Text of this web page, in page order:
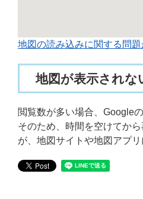
地図の読み込みに関する問
地図が表示されな
閲覧数が多い場合、Google
そのため、時間を空けてか
が、地図サイトや地図アプ